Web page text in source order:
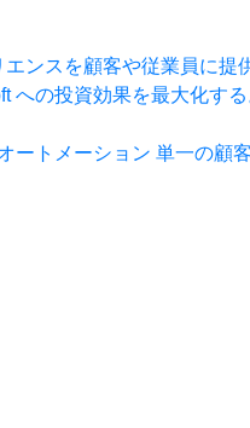
ンスを顧客や従業員に提
への投資効果を最大化する
ートメーション 単一の顧